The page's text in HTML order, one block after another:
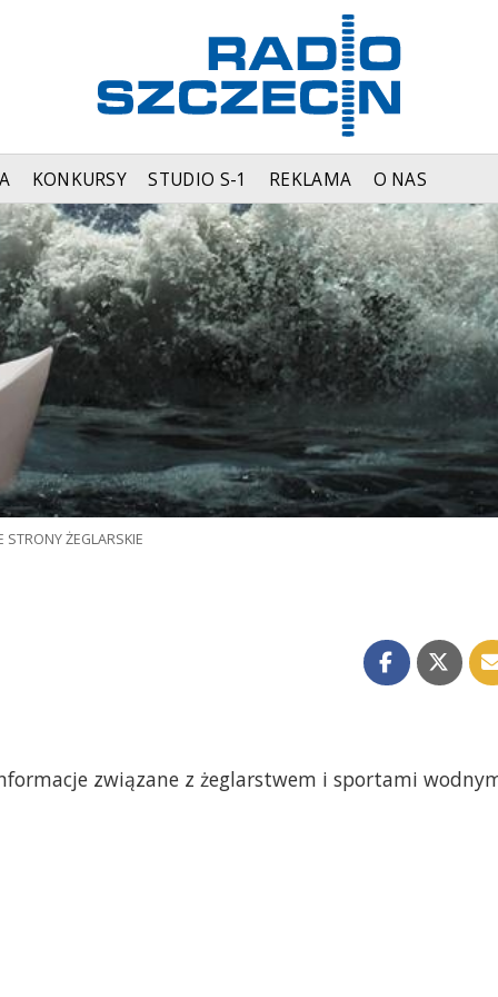
KONKURSY STUDIO S-1 REKLAMA O NAS
ŻEGLARSKIE
związane z żeglarstwem i sportami